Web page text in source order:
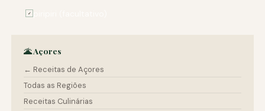
✓
🌋 Açores
← Receitas de Açores
Todas as Regiões
Receitas Culinárias